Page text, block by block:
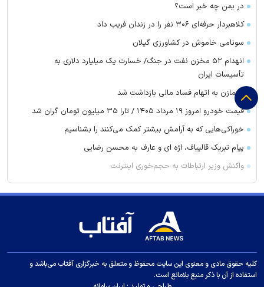
در یمن چه خبر است؟
کلاهبردار حرفه‌ای ۳۰۶ نفر را در زندان فریب داد
سونامی خاموش در کشاورزی گیلان
انهدام ۵۲ مخزن نفت در جنگ/ خسارت یک میلیارد دلاری به
تأسیسات ایران
ابومازن به اتهام فساد مالی بازداشت شد
قیمت خودرو امروز ۱۹ مرداد ۱۴۰۵ / تارا ۳۵ میلیون تومان گران شد
خوراکی‌هایی که به آرامش بیشتر کمک می‌کنند را بشناسیم
پیام تبریک قالیباف، اژه ای و عارف به محسن رضایی
واکنش وزیر ارتباطات به حجم‌خوری اینترنت
قیمت سیمان امروز ۱۹ مرداد ۱۴۰۵ چند؟
نسخه سهراب برای عبور از محدودیت‌های استقلال
مدافع پرسپولیس فاش کرد: از سپاهان پیشنهاد دارم
دستمزد آدان برای بازگشت به استقلال مشخص شد؛ رقم قرارداد چقدر
است؟
کلیه حقوق مادی و معنوی این سایت محفوظ و متعلق به خبرگزاری آفتاب می‌باشد و
استفاده از آن با ذکر منبع بلامانع است.